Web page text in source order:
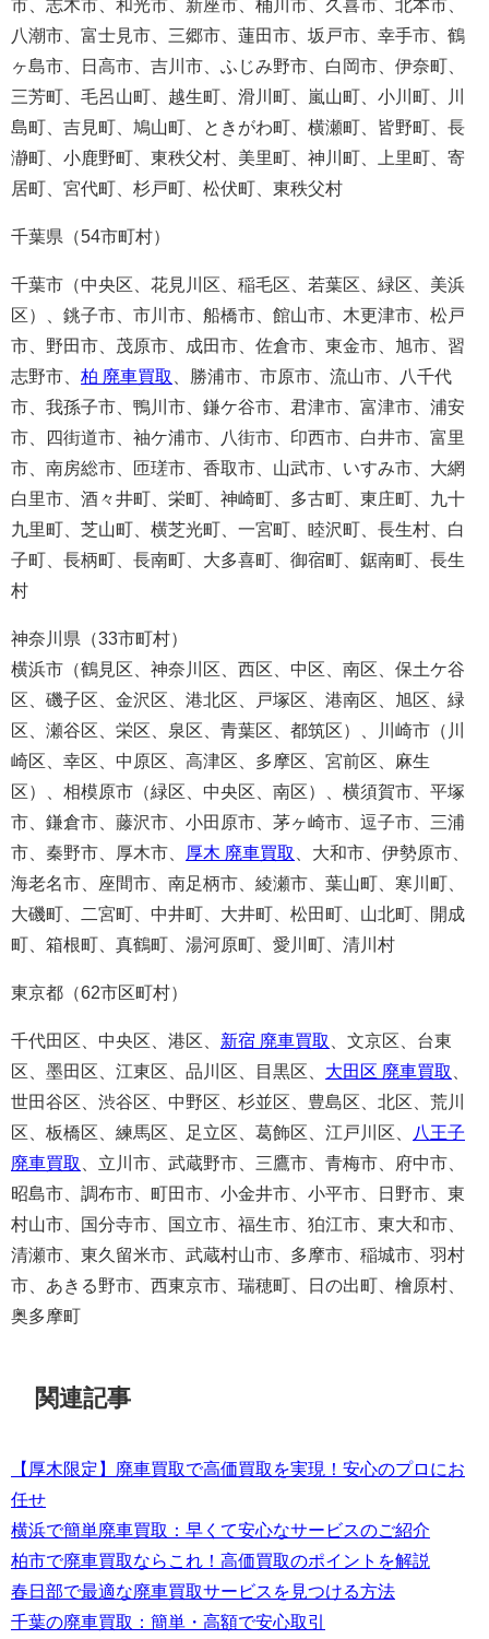
市、志木市、和光市、新座市、桶川市、久喜市、北本市、
八潮市、富士見市、三郷市、蓮田市、坂戸市、幸手市、鶴
ヶ島市、日高市、吉川市、ふじみ野市、白岡市、伊奈町、
三芳町、毛呂山町、越生町、滑川町、嵐山町、小川町、川
島町、吉見町、鳩山町、ときがわ町、横瀬町、皆野町、長
瀞町、小鹿野町、東秩父村、美里町、神川町、上里町、寄
居町、宮代町、杉戸町、松伏町、東秩父村
千葉県（54市町村）
千葉市（中央区、花見川区、稲毛区、若葉区、緑区、美浜
区）、銚子市、市川市、船橋市、館山市、木更津市、松戸
市、野田市、茂原市、成田市、佐倉市、東金市、旭市、習
志野市、 柏 廃車買取
、勝浦市、市原市、流山市、八千代
市、我孫子市、鴨川市、鎌ケ谷市、君津市、富津市、浦安
市、四街道市、袖ケ浦市、八街市、印西市、白井市、富里
市、南房総市、匝瑳市、香取市、山武市、いすみ市、大網
白里市、酒々井町、栄町、神崎町、多古町、東庄町、九十
九里町、芝山町、横芝光町、一宮町、睦沢町、長生村、白
子町、長柄町、長南町、大多喜町、御宿町、鋸南町、長生
村
神奈川県（33市町村）
横浜市（鶴見区、神奈川区、西区、中区、南区、保土ケ谷
区、磯子区、金沢区、港北区、戸塚区、港南区、旭区、緑
区、瀬谷区、栄区、泉区、青葉区、都筑区）、川崎市（川
崎区、幸区、中原区、高津区、多摩区、宮前区、麻生
区）、相模原市（緑区、中央区、南区）、横須賀市、平塚
市、鎌倉市、藤沢市、小田原市、茅ヶ崎市、逗子市、三浦
市、秦野市、厚木市、
厚木 廃車買取
、大和市、伊勢原市、
海老名市、座間市、南足柄市、綾瀬市、葉山町、寒川町、
大磯町、二宮町、中井町、大井町、松田町、山北町、開成
町、箱根町、真鶴町、湯河原町、愛川町、清川村
東京都（62市区町村）
千代田区、中央区、港区、 新宿 廃車買取
、文京区、台東
区、墨田区、江東区、品川区、目黒区、 大田区 廃車買取
世田谷区、渋谷区、中野区、杉並区、豊島区、北区、荒川
区、板橋区、練馬区、足立区、葛飾区、江戸川区、
八王子
廃車買取
、立川市、武蔵野市、三鷹市、青梅市、府中市、
昭島市、調布市、町田市、小金井市、小平市、日野市、東
村山市、国分寺市、国立市、福生市、狛江市、東大和市、
清瀬市、東久留米市、武蔵村山市、多摩市、稲城市、羽村
市、あきる野市、西東京市、瑞穂町、日の出町、檜原村、
奥多摩町
関連記事
【厚木限定】廃車買取で高価買取を実現！安心のプロにお
任せ
横浜で簡単廃車買取：早くて安心なサービスのご紹介
柏市で廃車買取ならこれ！高価買取のポイントを解説
春日部で最適な廃車買取サービスを見つける方法
千葉の廃車買取：簡単・高額で安心取引